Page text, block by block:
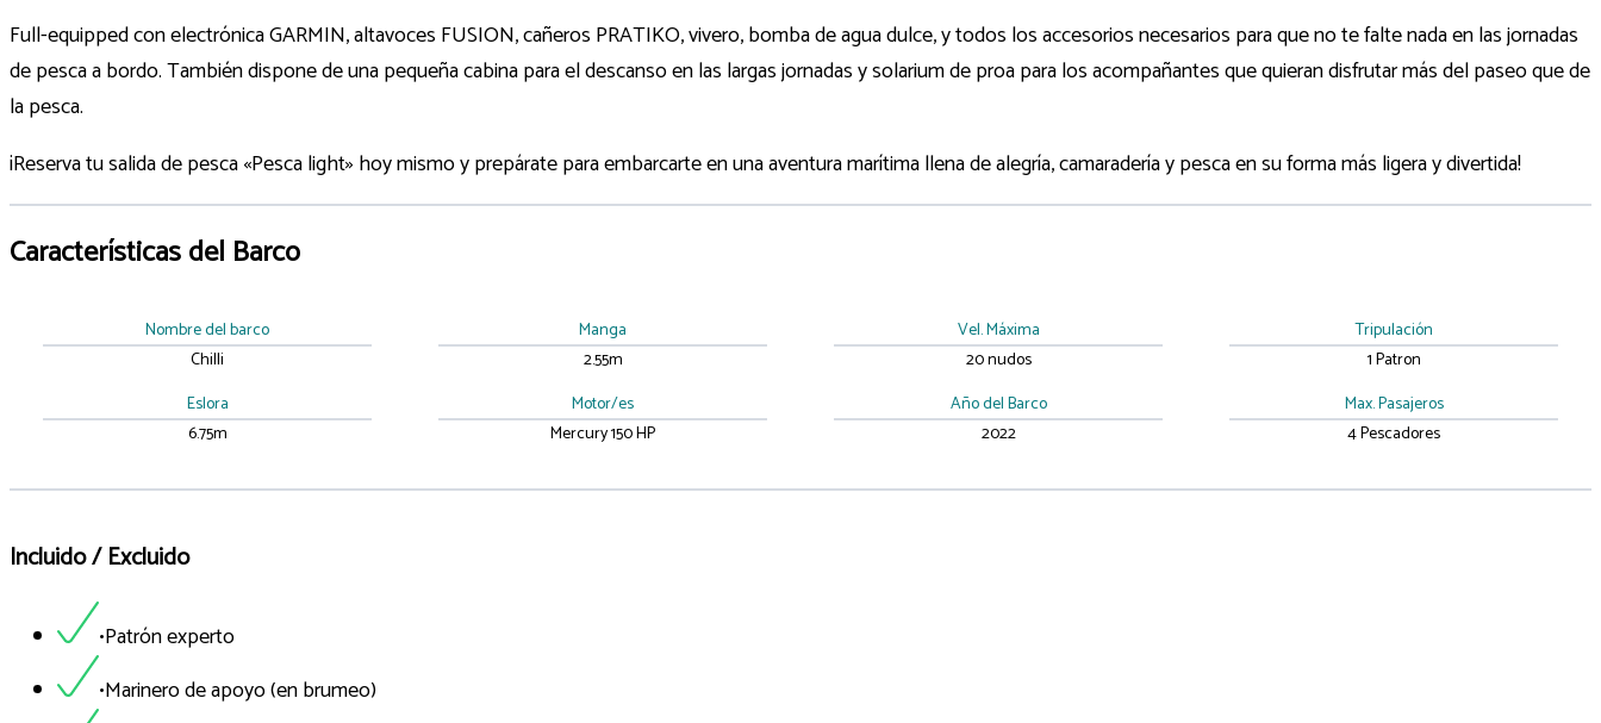
Full-equipped con electrónica GARMIN, altavoces FUSION, cañeros PRATIKO, vivero, bomba de agua dulce, y todos los accesorios necesarios para que no te falte nada en las jornadas
de pesca a bordo. También dispone de una pequeña cabina para el descanso en las largas jornadas y solarium de proa para los acompañantes que quieran disfrutar más del paseo que de
la pesca.
¡Reserva tu salida de pesca «Pesca light» hoy mismo y prepárate para embarcarte en una aventura marítima llena de alegría, camaradería y pesca en su forma más ligera y divertida!
Características del Barco
Nombre del barco
Chilli
Eslora
6.75m
Manga
2.55m
Motor/es
Mercury 150 HP
Vel. Máxima
20 nudos
Año del Barco
2022
Tripulación
1 Patron
Max. Pasajeros
4 Pescadores
Incluido / Excluido
•Patrón experto
•Marinero de apoyo (en brumeo)